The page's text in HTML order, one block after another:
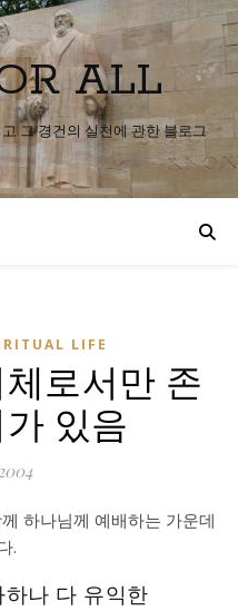
ALL
그 경건의 실천에 관한 블로그
LIFE
로서만 존
있음
.
나 다 유익한